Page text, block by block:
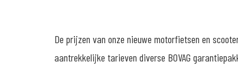
De prijzen van onze nieuwe motorfietsen en
aantrekkelijke tarieven diverse BOVAG